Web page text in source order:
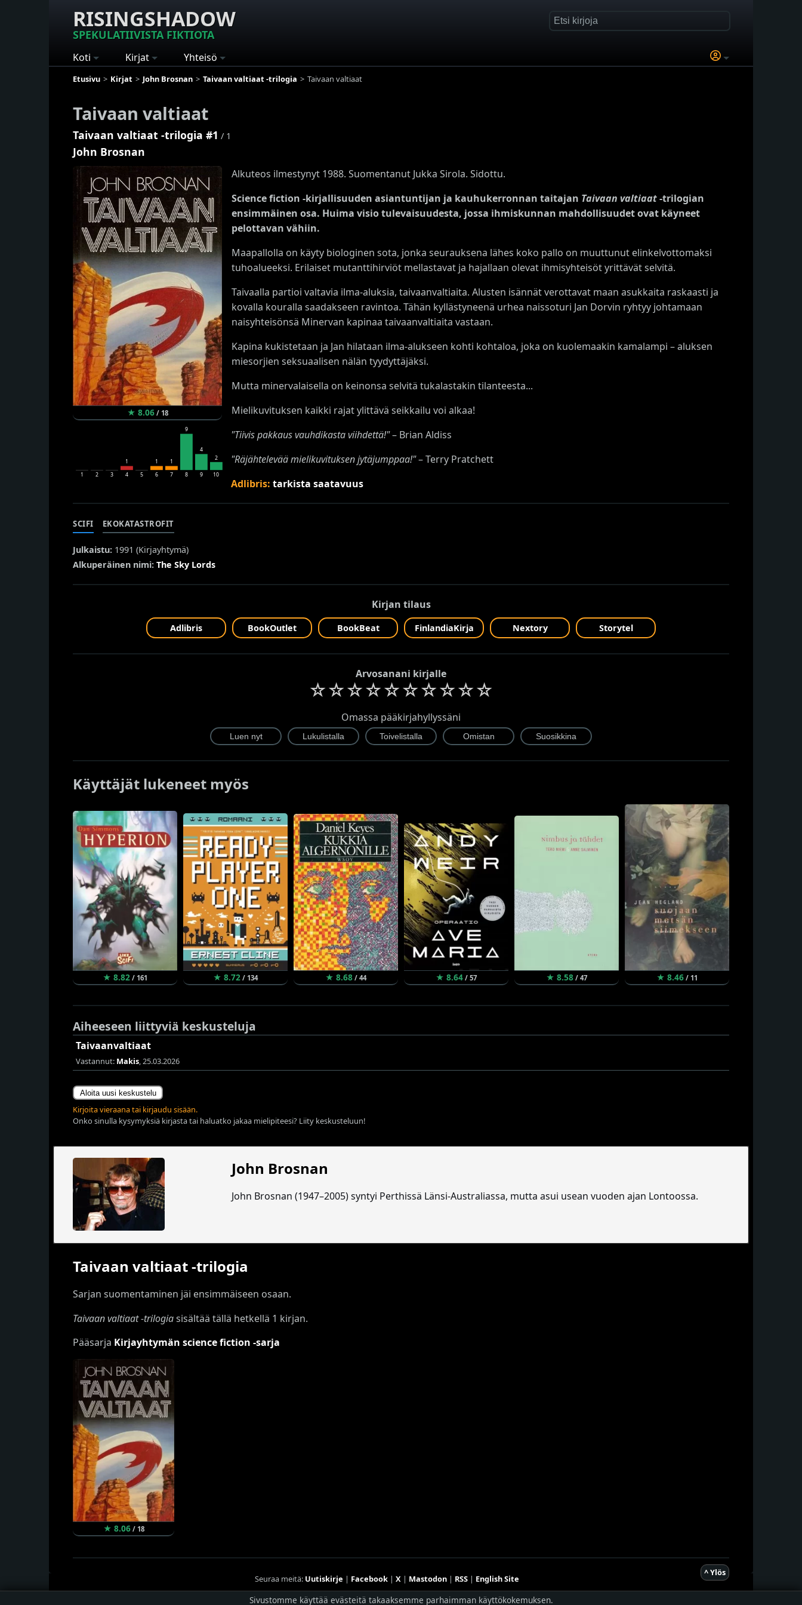
RISINGSHADOW
SPEKULATIIVISTA FIKTIOTA
Koti Kirjat Yhteisö
Etusivu Kirjat John Brosnan Taivaan valtiaat -trilogia Taivaan valtiaat
Taivaan valtiaat
Taivaan valtiaat -trilogia #1 / 1
John Brosnan
★ 8.06/ 18
1 2 3
1
4 5
1
6
1
7
9
8
4
9
2
10
Alkuteos ilmestynyt 1988. Suomentanut Jukka Sirola. Sidottu.
Science fiction -kirjallisuuden asiantuntijan ja kauhukerronnan taitajan Taivaan valtiaat-trilogian
ensimmäinen osa. Huima visio tulevaisuudesta, jossa ihmiskunnan mahdollisuudet ovat käyneet
pelottavan vähiin.
Maapallolla on käyty biologinen sota, jonka seurauksena lähes koko pallo on muuttunut elinkelvottomaksi
tuhoalueeksi. Erilaiset mutanttihirviöt mellastavat ja hajallaan olevat ihmisyhteisöt yrittävät selvitä.
Taivaalla partioi valtavia ilma-aluksia, taivaanvaltiaita. Alusten isännät verottavat maan asukkaita raskaasti ja
kovalla kouralla saadakseen ravintoa. Tähän kyllästyneenä urhea naissoturi Jan Dorvin ryhtyy johtamaan
naisyhteisönsä Minervan kapinaa taivaanvaltiaita vastaan.
Kapina kukistetaan ja Jan hilataan ilma-alukseen kohti kohtaloa, joka on kuolemaakin kamalampi – aluksen
miesorjien seksuaalisen nälän tyydyttäjäksi.
Mutta minervalaisella on keinonsa selvitä tukalastakin tilanteesta...
Mielikuvituksen kaikki rajat ylittävä seikkailu voi alkaa!
"Tiivis pakkaus vauhdikasta viihdettä!"– Brian Aldiss
"Räjähtelevää mielikuvituksen jytäjumppaa!"– Terry Pratchett
Adlibris: tarkista saatavuus
SCIFI EKOKATASTROFIT
Julkaistu: 1991 (Kirjayhtymä)
Alkuperäinen nimi: The Sky Lords
Kirjan tilaus
Adlibris BookOutlet BookBeat FinlandiaKirja Nextory Storytel
Arvosanani kirjalle
☆☆☆☆☆☆☆☆☆☆
Omassa pääkirjahyllyssäni
Käyttäjät lukeneet myös
★ 8.82 / 161 ★ 8.72 / 134 ★ 8.68 / 44 ★ 8.64 / 57 ★ 8.58 / 47 ★ 8.46 / 11
Aiheeseen liittyviä keskusteluja
Taivaanvaltiaat
Vastannut: Makis, 25.03.2026
Aloita uusi keskustelu
Kirjoita vieraana tai kirjaudu sisään.
Onko sinulla kysymyksiä kirjasta tai haluatko jakaa mielipiteesi? Liity keskusteluun!
John Brosnan
John Brosnan (1947–2005) syntyi Perthissä Länsi-Australiassa, mutta asui usean vuoden ajan Lontoossa.
Taivaan valtiaat -trilogia
Sarjan suomentaminen jäi ensimmäiseen osaan.
Taivaan valtiaat -trilogiasisältää tällä hetkellä 1 kirjan.
Pääsarja Kirjayhtymän science fiction -sarja
★ 8.06/ 18
^ Ylös
Seuraa meitä: Uutiskirje | Facebook| X| Mastodon| RSS| English Site
Hostingpalvelun tarjoaaPlaneetta Internet Oy
Sivustomme käyttää evästeitä takaaksemme parhaimman käyttökokemuksen.